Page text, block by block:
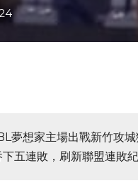
夢想家主場出戰新竹攻
五連敗，刷新聯盟連敗紀